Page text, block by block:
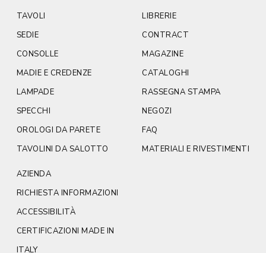
TAVOLI
SEDIE
CONSOLLE
MADIE E CREDENZE
LAMPADE
SPECCHI
OROLOGI DA PARETE
TAVOLINI DA SALOTTO
LIBRERIE
CONTRACT
MAGAZINE
CATALOGHI
RASSEGNA STAMPA
NEGOZI
FAQ
MATERIALI E RIVESTIMENTI
AZIENDA
RICHIESTA INFORMAZIONI
ACCESSIBILITÀ
CERTIFICAZIONI MADE IN
ITALY